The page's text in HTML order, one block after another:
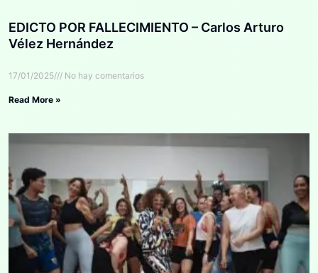
EDICTO POR FALLECIMIENTO – Carlos Arturo
Vélez Hernández
17/01/2025 No hay comentarios
Read More »